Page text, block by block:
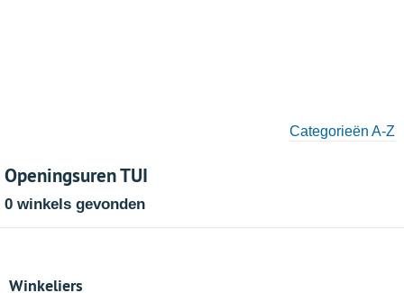
Categorieën A-Z
Openingsuren TUI
0 winkels gevonden
Winkeliers